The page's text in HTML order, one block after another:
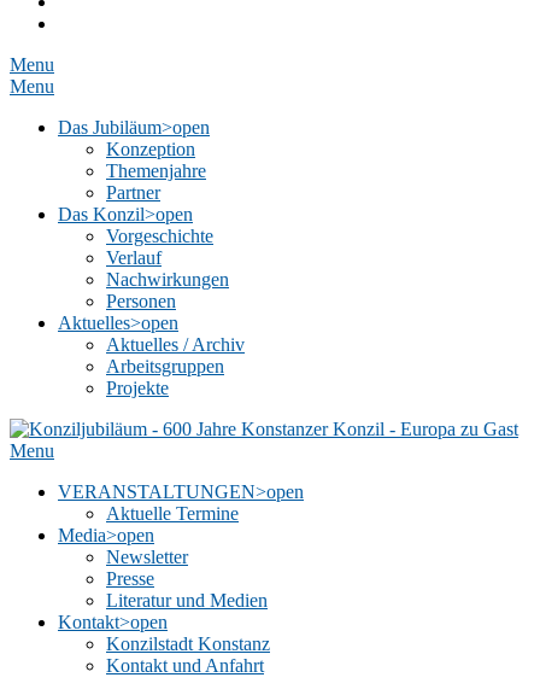
Menu
Menu
Das Jubiläum>open
Konzeption
Themenjahre
Partner
Das Konzil>open
Vorgeschichte
Verlauf
Nachwirkungen
Personen
Aktuelles>open
Aktuelles / Archiv
Arbeitsgruppen
Projekte
Menu
VERANSTALTUNGEN>open
Aktuelle Termine
Media>open
Newsletter
Presse
Literatur und Medien
Kontakt>open
Konzilstadt Konstanz
Kontakt und Anfahrt